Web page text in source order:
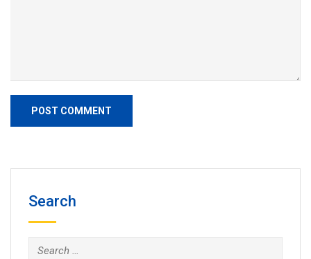
Search
Search